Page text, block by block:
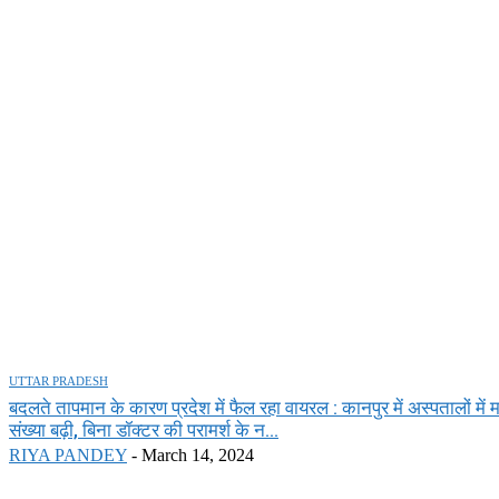
UTTAR PRADESH
बदलते तापमान के कारण प्रदेश में फैल रहा वायरल : कानपुर में अस्पतालों में
संख्या बढ़ी, बिना डॉक्टर की परामर्श के न...
RIYA PANDEY - March 14, 2024